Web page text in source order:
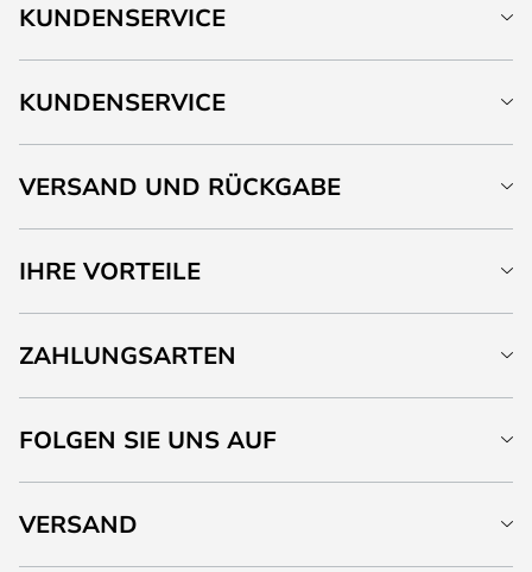
KUNDENSERVICE
KUNDENSERVICE
VERSAND UND RÜCKGABE
IHRE VORTEILE
ZAHLUNGSARTEN
FOLGEN SIE UNS AUF
VERSAND